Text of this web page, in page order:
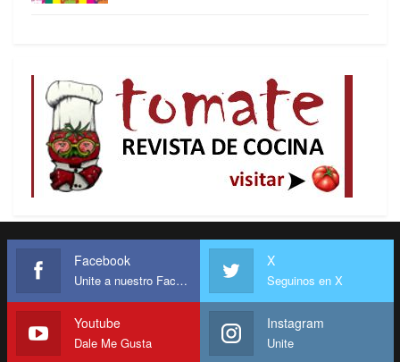
Facebook
Unite a nuestro Facebook
X
Seguinos en X
Youtube
Dale Me Gusta
Instagram
Unite